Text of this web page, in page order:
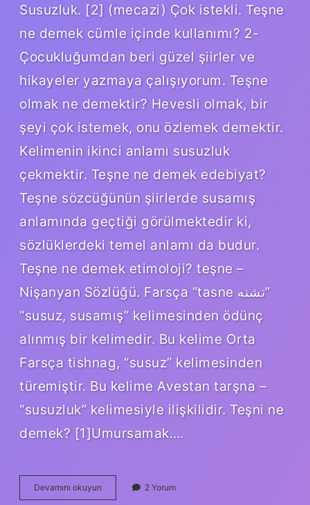
Susuzluk. [2] (mecazi) Çok istekli. Teşne
ne demek cümle içinde kullanımı? 2-
Çocukluğumdan beri güzel şiirler ve
hikayeler yazmaya çalışıyorum. Teşne
olmak ne demektir? Hevesli olmak, bir
şeyi çok istemek, onu özlemek demektir.
Kelimenin ikinci anlamı susuzluk
çekmektir. Teşne ne demek edebiyat?
Teşne sözcüğünün şiirlerde susamış
anlamında geçtiği görülmektedir ki,
sözlüklerdeki temel anlamı da budur.
Teşne ne demek etimoloji? teşne –
Nişanyan Sözlüğü. Farsça “tasne تشنه”
“susuz, susamış” kelimesinden ödünç
alınmış bir kelimedir. Bu kelime Orta
Farsça tishnag, “susuz” kelimesinden
türemiştir. Bu kelime Avestan tarşna –
“susuzluk” kelimesiyle ilişkilidir. Teşni ne
demek? [1]Umursamak.…
Devamını okuyun
Ne
2 Yorum